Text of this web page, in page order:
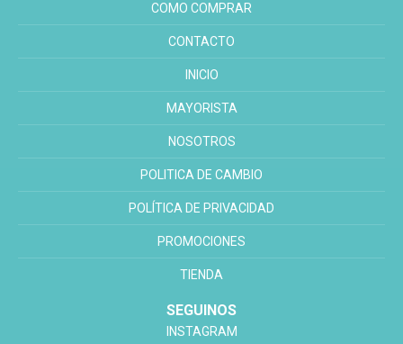
COMO COMPRAR
CONTACTO
INICIO
MAYORISTA
NOSOTROS
POLITICA DE CAMBIO
POLÍTICA DE PRIVACIDAD
PROMOCIONES
TIENDA
SEGUINOS
INSTAGRAM